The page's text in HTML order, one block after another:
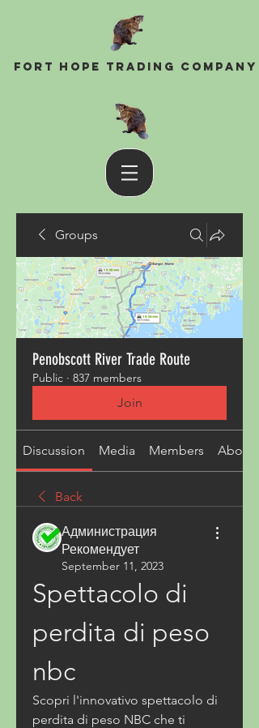
Fort Hope Trading Company
Groups
Penobscott River Trade Route
Public · 837 members
Join
Discussion Media Members About
Back
Администрация
Рекомендует
September 11, 2023
Spettacolo di
perdita di peso
nbc
Scopri l'innovativo spettacolo di
perdita di peso NBC che ti